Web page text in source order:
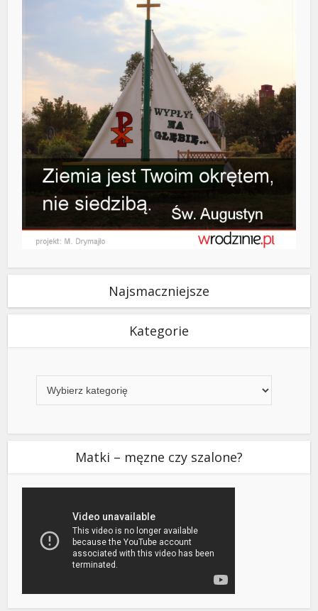
Najsmaczniejsze
Kategorie
Matki – męzne czy szalone?